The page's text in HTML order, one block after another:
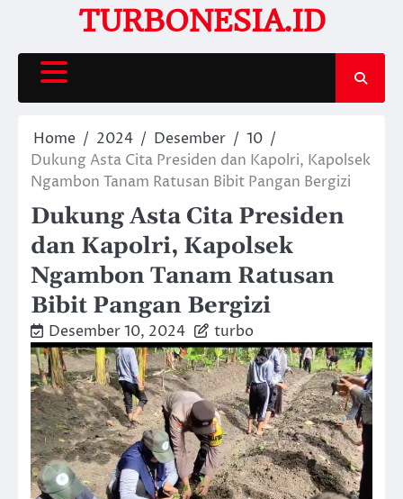
content
TURBONESIA.ID
Home 2024 Desember
10
Dukung Asta Cita Presiden dan Kapolri, Kapolsek
Ngambon Tanam Ratusan Bibit Pangan Bergizi
Dukung Asta Cita Presiden
dan Kapolri, Kapolsek
Ngambon Tanam Ratusan
Bibit Pangan Bergizi
Desember 10, 2024 turbo